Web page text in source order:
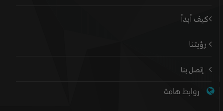
كيف أبدأ
رؤيتنا
إتصل بنا
روابط هامة